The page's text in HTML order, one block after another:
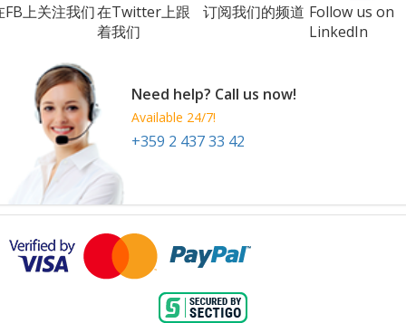
FB上关注我们在Twitter上跟
着我们
订阅我们的频道 Follow us on
LinkedIn
Need help? Call us now!
Available 24/7!
+359 2 437 33 42